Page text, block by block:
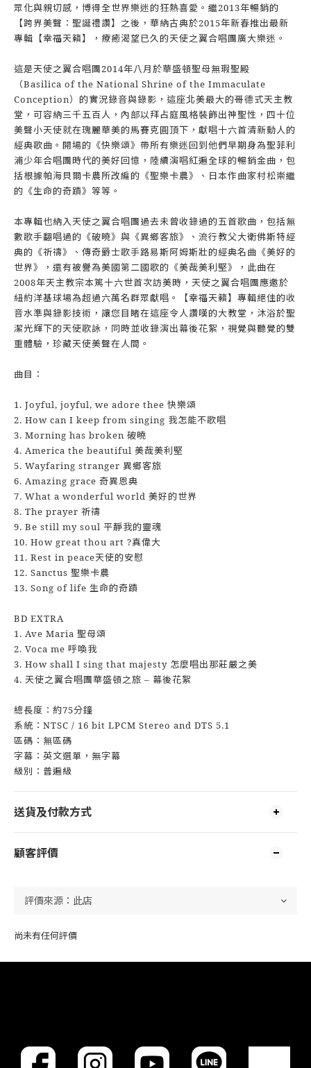
眾化與親切感，博得全世界樂迷的狂熱喜愛。繼2013年暢銷的
【跨界美聲：聖誕禮讚】之後，華納古典於2015年新春推出最新
專輯【幸福天籟】，療癒渴望已久的天使之翼合唱團廣大樂迷。
這是天使之翼合唱團2014年八月於華盛頓聖母無瑕聖殿
（Basilica of the National Shrine of the Immaculate
Conception）的實況錄音與錄影，這座北美最大的哥德式天主教
堂，可容納三千五百人，內部以拜占庭風格裝飾出神聖性，四十位
美聲小天使就在瑰麗華美的馬賽克圓頂下，獻唱十六首清新動人的
經典歌曲。開場的《快樂頌》帶所有樂迷回到他們早期身為聖菲利
浦少年合唱團時代的美好回憶，陸續演唱紅遍全球的暢銷金曲，包
括根據帕海貝爾卡農所改編的《聖樂卡農》、日本作曲家村松崇繼
的《生命的奇蹟》等等。
本專輯也納入天使之翼合唱團過去未曾收錄過的五首歌曲，包括無
數歌手翻唱過的《破曉》與《異鄉客旅》、流行教父大衛佛斯特經
典的《祈禱》、傳奇爵士歌手路易斯阿姆斯壯的經典名曲《美好的
世界》，還有被譽為美國第二國歌的《美哉美利堅》，此曲在
2008年天主教宗本篤十六世首次訪美時，天使之翼合唱團應邀於
紐約洋基球場為超過六萬名群眾獻唱。【幸福天籟】專輯絕佳的收
音水準與錄影技術，讓您目睹在這座令人讚嘆的大教堂，沐浴於聖
潔光輝下的天使歌詠，同時並收錄演出幕後花絮，視覺與聽覺的雙
重體驗，珍藏天使美聲在人間。
曲目：
1. Joyful, joyful, we adore thee 快樂頌
2. How can I keep from singing 我怎能不歌唱
3. Morning has broken 破曉
4. America the beautiful 美哉美利堅
5. Wayfaring stranger 異鄉客旅
6. Amazing grace 奇異恩典
7. What a wonderful world 美好的世界
8. The prayer 祈禱
9. Be still my soul 平靜我的靈魂
10. How great thou art ?真偉大
11. Rest in peace天使的安慰
12. Sanctus 聖樂卡農
13. Song of life 生命的奇蹟
BD EXTRA
1. Ave Maria 聖母頌
2. Voca me 呼喚我
3. How shall I sing that majesty 怎麼唱出那莊嚴之美
4. 天使之翼合唱團華盛頓之旅 – 幕後花絮
總長度：約75分鐘
系統：NTSC / 16 bit LPCM Stereo and DTS 5.1
區碼：無區碼
字幕：英文選單，無字幕
級別：普遍級
送貨及付款方式
顧客評價
尚未有任何評價